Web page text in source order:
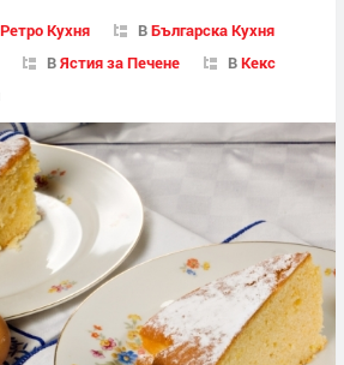
Ретро Кухня ВБългарска Кухня
ВЯстия за Печене ВКекс